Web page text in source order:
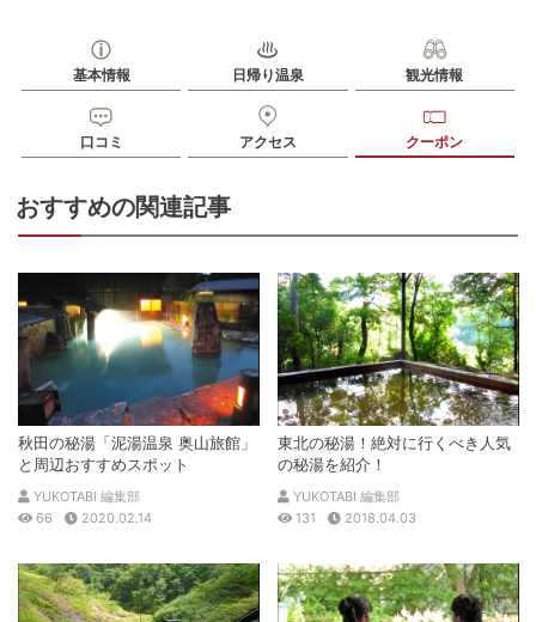
基本情報 日帰り温泉 観光情報
口コミ アクセス クーポン
おすすめの関連記事
秋田の秘湯「泥湯温泉 奥山旅館」
と周辺おすすめスポット
YUKOTABI 編集部
66
2020.02.14
東北の秘湯！絶対に行くべき人気
の秘湯を紹介！
YUKOTABI 編集部
131
2018.04.03